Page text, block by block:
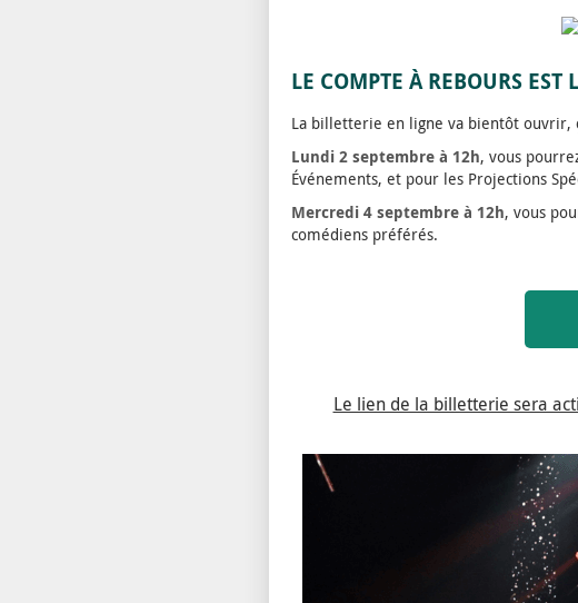
LE COMPTE À REBOURS
La billetterie en ligne va bientôt ouvrir,
Lundi 2 septembre à 12h, vous
Événements, et pour les Projections
Mercredi 4 septembre à 12h, vous
comédiens préférés.
Le lien de la billetterie sera